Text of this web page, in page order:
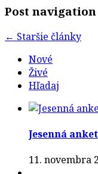
Post navigation
← Staršie články
Nové
Živé
Hľadaj
Jesenná
11. novembra